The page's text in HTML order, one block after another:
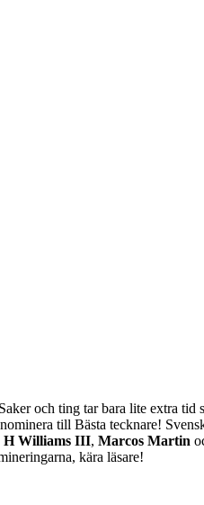
och ting tar bara lite extra tid
till Bästa tecknare!
H Williams III, Marcos Martin
kära läsare!